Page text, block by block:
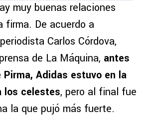
muy buenas relaciones
firma. De acuerdo a
Carlos Córdova,
de La Máquina, antes
Adidas estuvo en la
los celestes, pero al final fue
la que pujó más fuerte.